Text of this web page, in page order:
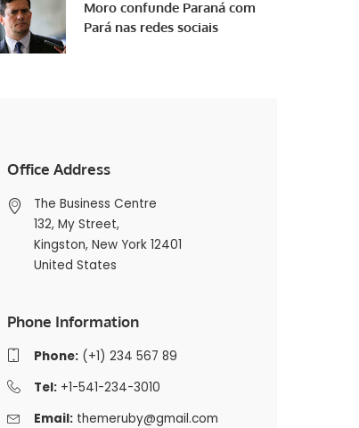
Moro confunde Paraná com
Pará nas redes sociais
Office Address
The Business Centre
132, My Street,
Kingston, New York 12401
United States
Phone Information
Phone:(+1) 234 567 89
Tel:+1-541-234-3010
Email: themeruby@gmail.com